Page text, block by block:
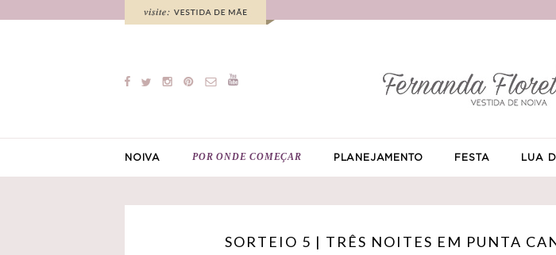
NOIVA POR ONDE COMEÇAR PLANEJAMENTO FESTA LUA
SORTEIO 5 | TRÊS NOITES EM PUNTA